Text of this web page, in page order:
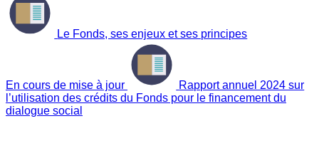
Le Fonds, ses enjeux et ses principes
En cours de mise à jour
Rapport annuel 2024 sur
l’utilisation des crédits du Fonds pour le financement du
dialogue social